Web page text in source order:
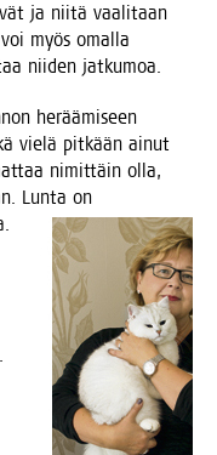
ja nii­tä vaa­li­taan
myös omal­la
nii­den jatkumoa.
herää­mi­seen
vie­lä pit­kään ainut
nimit­täin olla,
Lun­ta on